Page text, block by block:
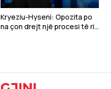
Kryeziu-Hyseni: Opozita po
na çon drejt një procesi të ri